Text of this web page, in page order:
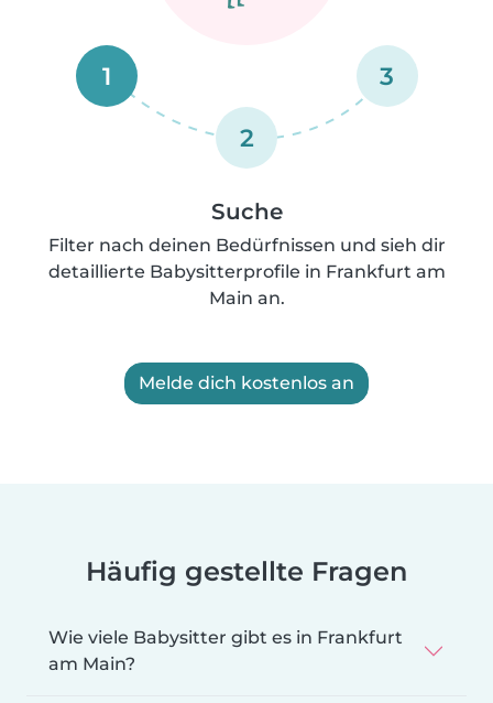
1
2
3
Suche
Filter nach deinen Bedürfnissen und sieh dir
detaillierte Babysitterprofile in Frankfurt am
Main an.
Melde dich kostenlos an
Häufig gestellte Fragen
Wie viele Babysitter gibt es in Frankfurt
am Main?